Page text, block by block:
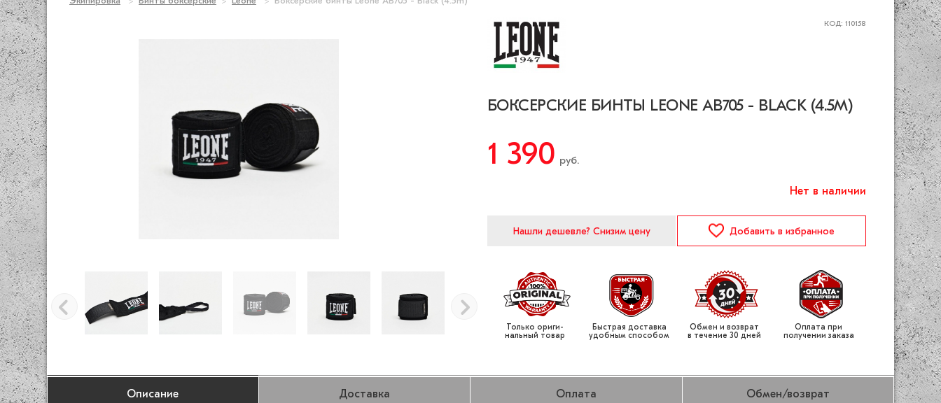
КОД: 110158
БОКСЕРСКИЕ БИНТЫ LEONE AB705 - BLACK (4.5M)
1 390 руб.
Нет в наличии
Нашли дешевле? Снизим цену Добавить в избранное
Только ориги­
нальный товар
Быстрая доставка
удобным способом
Обмен и возврат
в течение 30 дней
Оплата при
получении заказа
Описание Доставка Оплата Обмен/возврат